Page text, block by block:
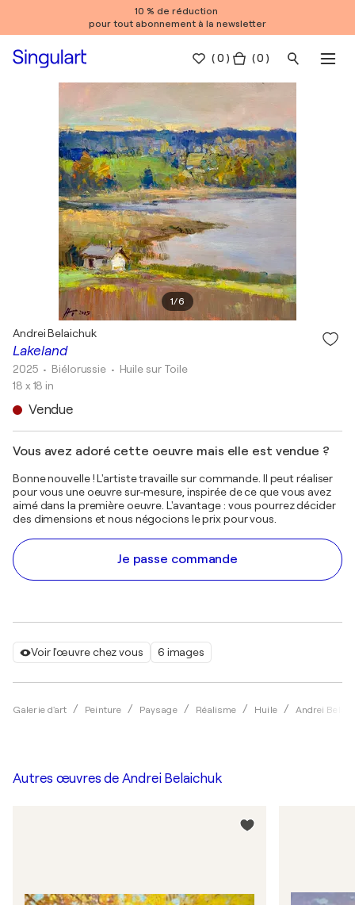
10 % de réduction
pour tout abonnement à la newsletter
(0 ) ( 0 )
1/6
Voir l'œuvre chez vous 6 images
Galerie d'art Peinture Paysage Réalisme Huile Andrei
Lakeland
Andrei Belaichuk
2025 • Biélorussie • Huile sur Toile
18 x 18 in
Vendue
Vous avez adoré cette oeuvre mais elle est vendue ?
Bonne nouvelle ! L'artiste travaille sur commande. Il peut réaliser
pour vous une oeuvre sur-mesure, inspirée de ce que vous avez
aimé dans la première oeuvre. L'avantage : vous pourrez décider
des dimensions et nous négocions le prix pour vous.
Je passe commande
Autres œuvres de Andrei Belaichuk